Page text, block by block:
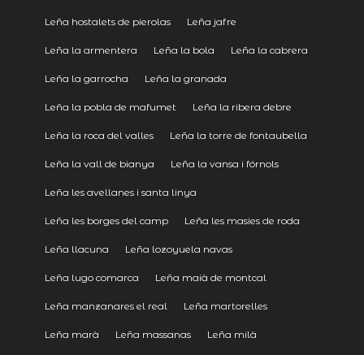
Leña hostalets de pierolas Leña jafre
Leña la armentera Leña la bola Leña la cabrera
Leña la garrocha Leña la granada
Leña la pobla de mafumet Leña la ribera debre
Leña la roca del valles Leña la torre de fontaubella
Leña la vall de bianya Leña la vansa i fórnols
Leña les avellanes i santa linya
Leña les borges del camp Leña les masies de roda
Leña llacuna Leña lozoyuela navas
Leña lugo comarca Leña maià de montcal
Leña manzanares el real Leña martorelles
Leña marà Leña massanas Leña milà